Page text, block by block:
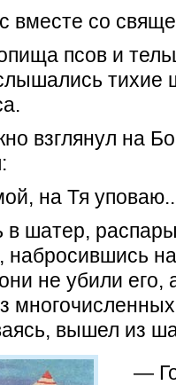
вместе со
псов и
тихие
взглянул на
на Тя
в шатер,
не убили его,
вышел из
—